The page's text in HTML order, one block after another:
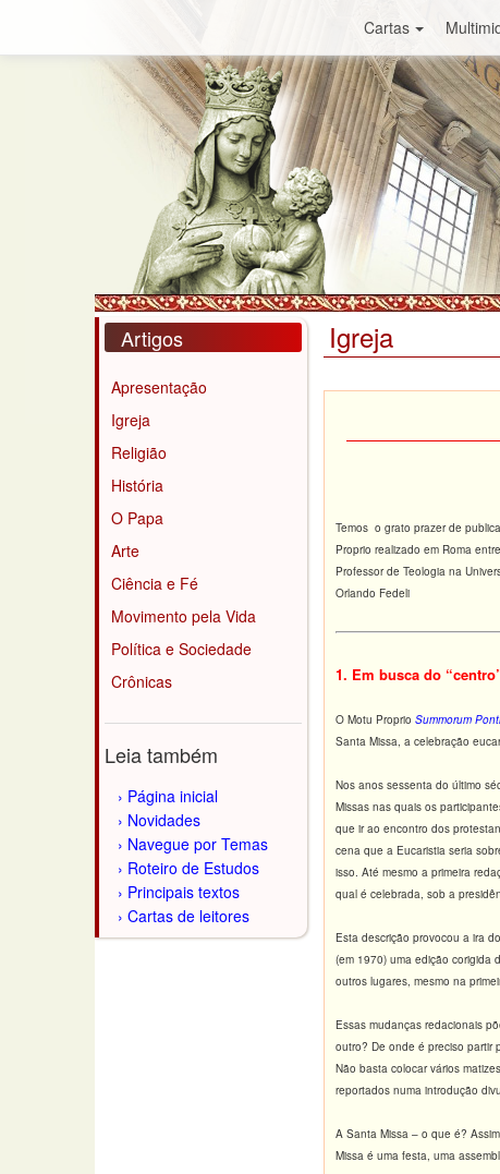
Cartas
Artigos
Apresentação
Igreja
Religião
História
O Papa
Arte
Ciência e Fé
Movimento pela Vida
Política e Sociedade
Crônicas
Leia também
Página inicial
Novidades
Navegue por Temas
Roteiro de Estudos
Principais textos
Cartas de leitores
Igreja
Temos o grato prazer de
Proprio realizado em Roma
Professor de Teologia na
Orlando Fedeli
1. Em busca do
O Motu Proprio Summorum
Santa Missa, a celebração
Nos anos sessenta do último
Missas nas quais os
que ir ao encontro dos
cena que a Eucaristia seria
isso. Até mesmo a primeira
qual é celebrada, sob a
Esta descrição provocou a ira
(em 1970) uma edição corigida
outros lugares, mesmo na
Essas mudanças redacionais
outro? De onde é preciso partir
Não basta colocar vários
reportados numa introdução
A Santa Missa – o que é?
Missa é uma festa, uma